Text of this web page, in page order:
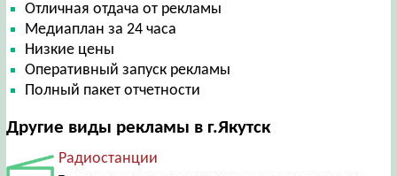
Отличная отдача от рекламы
Медиаплан за 24 часа
Низкие цены
Оперативный запуск рекламы
Полный пакет отчетности
Другие виды рекламы в г.Якутск
Радиостанции